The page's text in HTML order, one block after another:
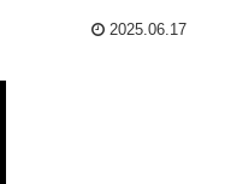
2025.06.17